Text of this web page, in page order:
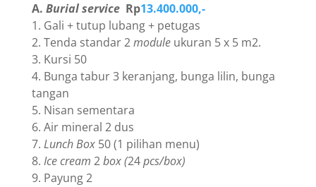
A. Burial service Rp13.400.000,-
1. Gali + tutup lubang + petugas
2. Tenda standar 2moduleukuran 5 x 5 m2.
3. Kursi 50
4. Bunga tabur 3 keranjang, bunga lilin, bunga
tangan
5. Nisan sementara
6. Air mineral 2 dus
7. Lunch Box50 (1 pilihan menu)
8. Ice cream 2box (24pcs/box)
9. Payung 2